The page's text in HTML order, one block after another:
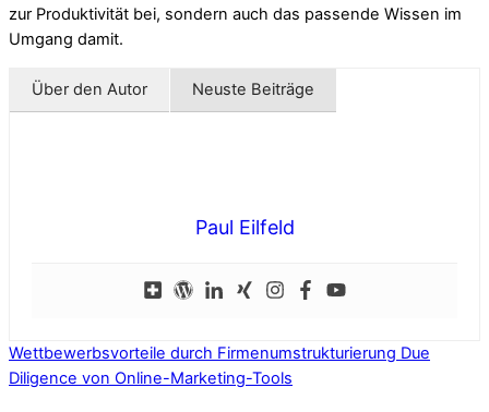
zur Produktivität bei, sondern auch das passende Wissen im
Umgang damit.
Über den Autor Neuste Beiträge
Paul Eilfeld
Wettbewerbsvorteile durch Firmenumstrukturierung Due
Diligence von Online-Marketing-Tools